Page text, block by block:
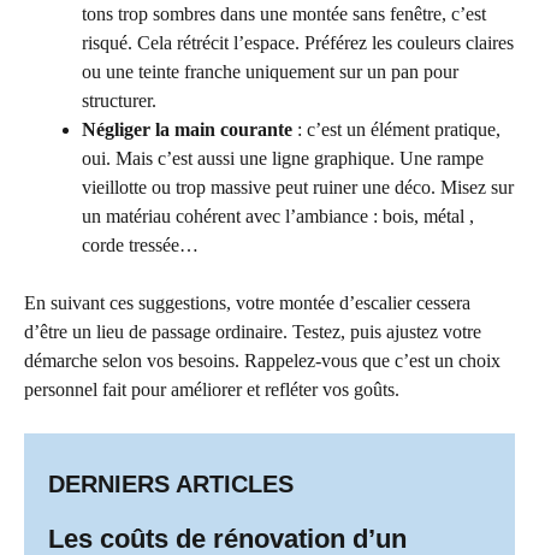
tons trop sombres dans une montée sans fenêtre, c’est
risqué. Cela rétrécit l’espace. Préférez les couleurs claires
ou une teinte franche uniquement sur un pan pour
structurer.
Négliger la main courante : c’est un élément pratique,
oui. Mais c’est aussi une ligne graphique. Une rampe
vieillotte ou trop massive peut ruiner une déco. Misez sur
un matériau cohérent avec l’ambiance : bois, métal ,
corde tressée…
En suivant ces suggestions, votre montée d’escalier cessera
d’être un lieu de passage ordinaire. Testez, puis ajustez votre
démarche selon vos besoins. Rappelez-vous que c’est un choix
personnel fait pour améliorer et refléter vos goûts.
DERNIERS ARTICLES
Les coûts de rénovation d’un